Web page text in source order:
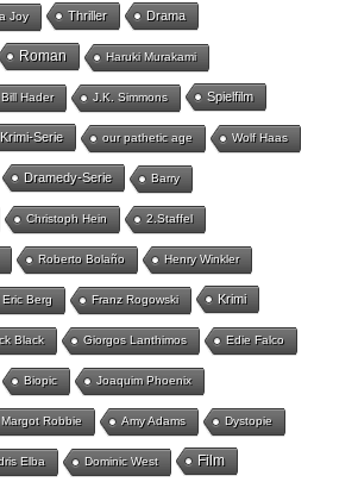
Joy Thriller Drama
Roman Haruki Murakami
Bill Hader J.K. Simmons Spielfilm
Krimi-Serie our pathetic age Wolf Haas
Dramedy-Serie Barry
Christoph Hein 2.Staffel
Roberto Bolaño Henry Winkler
Eric Berg Franz Rogowski Krimi
Black Giorgos Lanthimos Edie Falco
Biopic Joaquim Phoenix
Margot Robbie Amy Adams Dystopie
Elba Dominic West Film